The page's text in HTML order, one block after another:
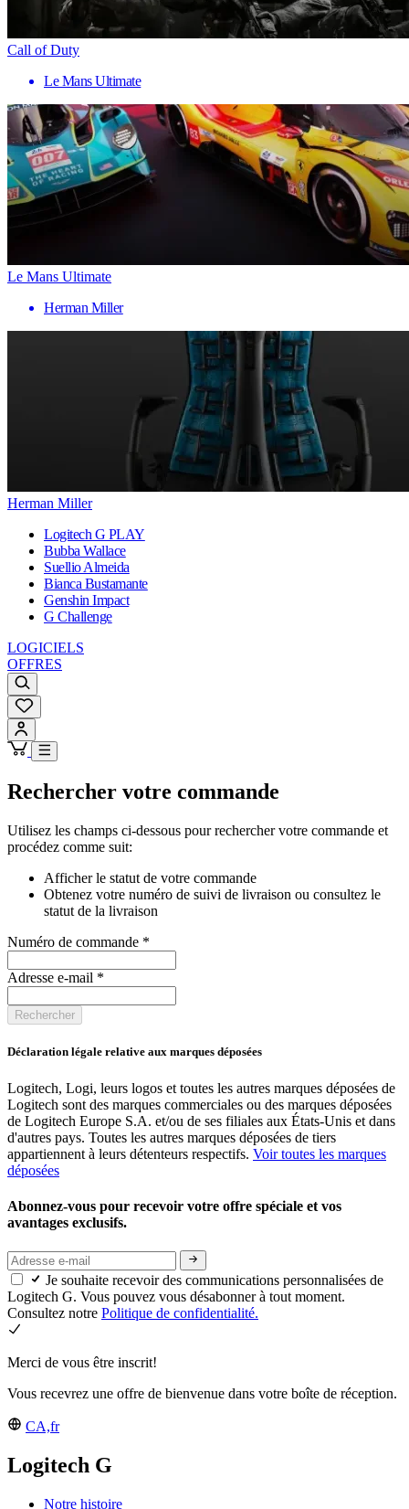
Call of Duty
Le Mans Ultimate
Le Mans Ultimate
Herman Miller
Herman Miller
Logitech G PLAY
Bubba Wallace
Suellio Almeida
Bianca Bustamante
Genshin Impact
G Challenge
LOGICIELS
OFFRES
Rechercher votre commande
Utilisez les champs ci-dessous pour rechercher votre commande et
procédez comme suit:
Afficher le statut de votre commande
Obtenez votre numéro de suivi de livraison ou consultez le
statut de la livraison
Numéro de commande *
Adresse e-mail *
Rechercher
Déclaration légale relative aux marques déposées
Logitech, Logi, leurs logos et toutes les autres marques déposées de
Logitech sont des marques commerciales ou des marques déposées
de Logitech Europe S.A. et/ou de ses filiales aux États-Unis et dans
d'autres pays. Toutes les autres marques déposées de tiers
appartiennent à leurs détenteurs respectifs. Voir toutes les marques
déposées
Abonnez-vous pour recevoir votre offre spéciale et vos
avantages exclusifs.
Je souhaite recevoir des communications personnalisées de
Logitech G. Vous pouvez vous désabonner à tout moment.
Consultez notre Politique de confidentialité.
Merci de vous être inscrit!
Vous recevrez une offre de bienvenue dans votre boîte de réception.
CA,fr
Logitech G
Notre histoire